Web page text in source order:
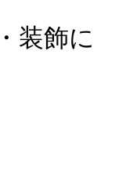
装飾に